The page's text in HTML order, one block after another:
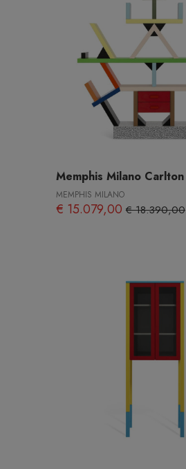
Memphis Milano
MEMPHIS MILANO
€ 15.079,00€ 18.390,00